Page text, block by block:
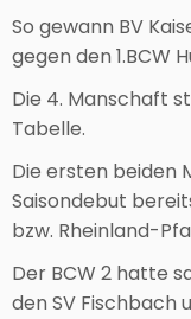
So gewann BV
gegen den 1.BCW
Die 4. Manschaft
Tabelle.
Die ersten beiden
Saisondebut
bzw. Rheinland-
Der BCW 2 hatte
den SV Fischbach